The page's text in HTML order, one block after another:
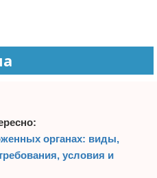
органах: виды,
условия и